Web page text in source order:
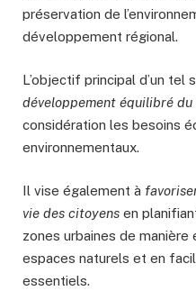
préservation de
développement régional.
L’objectif principal d’un tel
développement équilibré du
considération les besoins
environnementaux.
Il vise également à
vie des citoyens en
zones urbaines de
espaces naturels et en
essentiels.